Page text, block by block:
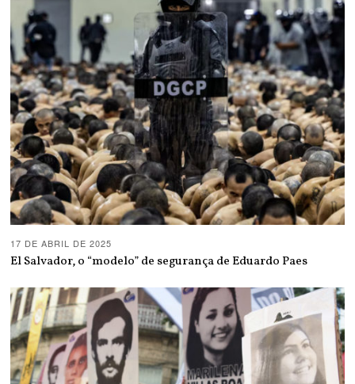
17 DE ABRIL DE 2025
El Salvador, o “modelo” de segurança de Eduardo Paes